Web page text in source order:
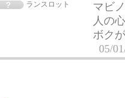
ランスロット
マビ
人の
ボク
05/